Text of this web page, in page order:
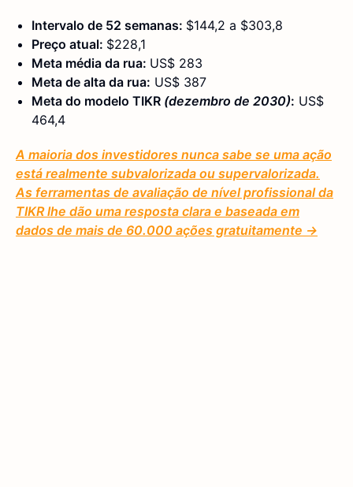
Intervalo de 52 semanas: $144,2 a $303,8
Preço atual: $228,1
Meta média da rua: US$ 283
Meta de alta da rua: US$ 387
Meta do modelo TIKR (dezembro de 2030): US$
464,4
A maioria dos investidores nunca sabe se uma ação
está realmente subvalorizada ou supervalorizada.
As ferramentas de avaliação de nível profissional da
TIKR lhe dão uma resposta clara e baseada em
dados de mais de 60.000 ações gratuitamente →